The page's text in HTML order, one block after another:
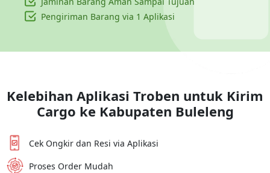
Pengiriman Barang via 1 Aplikasi
Kelebihan Aplikasi Troben untuk Kirim
Cargo ke Kabupaten Buleleng
Cek Ongkir dan Resi via Aplikasi
Proses Order Mudah